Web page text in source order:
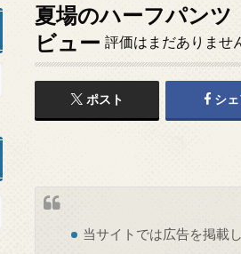
夏場のハーフパンツ
ビュー 評価はまだありませ
ポスト シ
当サイトでは広告を掲載